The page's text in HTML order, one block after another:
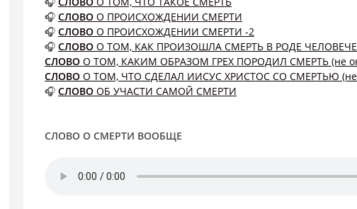
🎧 СЛОВО О ПРОИСХОЖДЕНИИ СМЕРТИ
🎧 СЛОВО О ПРОИСХОЖДЕНИИ СМЕРТИ -2
🎧 СЛОВО О ТОМ, КАК ПРОИЗОШЛА СМЕРТЬ В РОДЕ
СЛОВО О ТОМ, КАКИМ ОБРАЗОМ ГРЕХ ПОРОДИЛ СМЕРТЬ (не
СЛОВО О ТОМ, ЧТО СДЕЛАЛ ИИСУС ХРИСТОС СО СМЕРТЬЮ (не
🎧 СЛОВО ОБ УЧАСТИ САМОЙ СМЕРТИ
СЛОВО О СМЕРТИ ВООБЩЕ